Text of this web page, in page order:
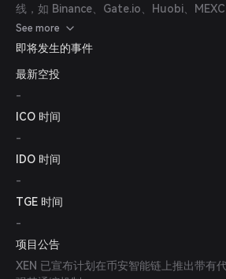
线，如 Binance、Gate.io、Huobi、
LBank。
See more
即将发生的事件
最新空投
-
ICO 时间
-
IDO 时间
-
TGE 时间
-
项目公告
XEN 已宣布计划在币安智能链上推出带有